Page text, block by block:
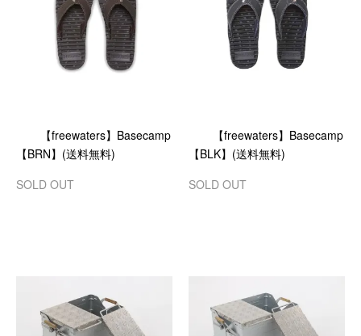
【freewaters】Basecamp
【BRN】(送料無料)
SOLD OUT
【freewaters】Basecamp
【BLK】(送料無料)
SOLD OUT